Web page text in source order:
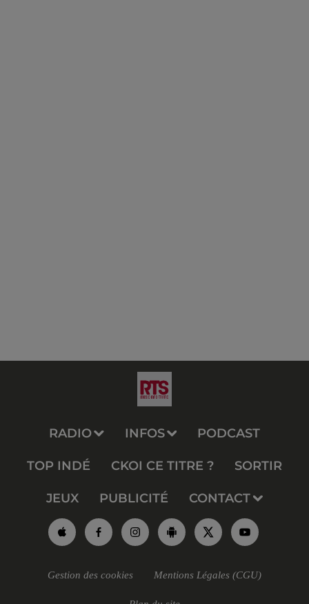
RADIO INFOS PODCAST
TOP INDÉ CKOI CE TITRE ? SORTIR
JEUX PUBLICITÉ CONTACT
Gestion des cookies Mentions Légales (CGU)